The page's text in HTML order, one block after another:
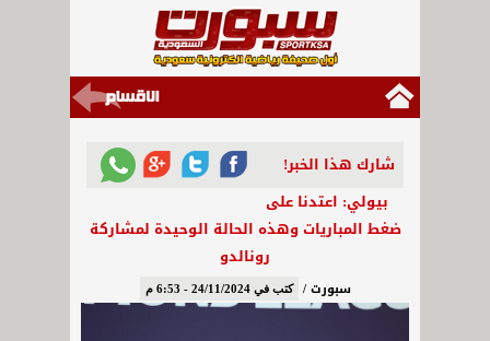
شارك هذا الخبر!
بيولي: اعتدنا على
ضغط المباريات وهذه الحالة الوحيدة لمشاركة
رونالدو
سبورت / كتب في 24/11/2024 - 6:53 م